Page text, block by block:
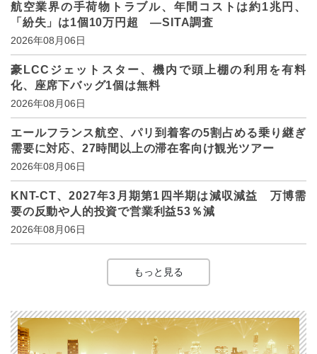
航空業界の手荷物トラブル、年間コストは約1兆円、
「紛失」は1個10万円超 ―SITA調査
2026年08月06日
豪LCCジェットスター、機内で頭上棚の利用を有料
化、座席下バッグ1個は無料
2026年08月06日
エールフランス航空、パリ到着客の5割占める乗り継ぎ
需要に対応、27時間以上の滞在客向け観光ツアー
2026年08月06日
KNT-CT、2027年3月期第1四半期は減収減益 万博需
要の反動や人的投資で営業利益53％減
2026年08月06日
もっと見る